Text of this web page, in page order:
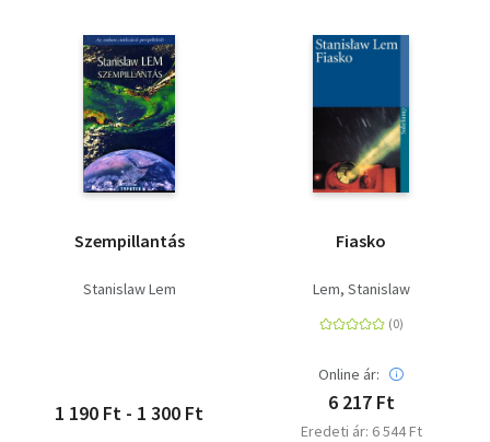
Szempillantás
Stanislaw Lem
1 190 Ft - 1 300 Ft
Fiasko
Lem, Stanislaw
Online ár:
6 217 Ft
Eredeti ár: 6 544 Ft